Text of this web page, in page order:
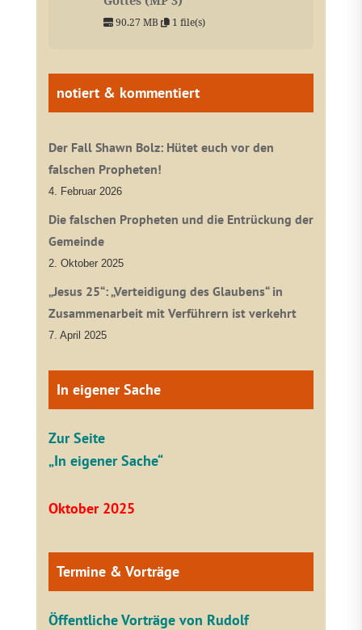
90.27 MB 1 file(s)
notiert & kommentiert
Der Fall Shawn Bolz: Hütet euch vor den
falschen Propheten!
4. Februar 2026
Die falschen Propheten und die Entrückung der
Gemeinde
2. Oktober 2025
„Jesus 25“: „Verteidigung des Glaubens“ in
Zusammenarbeit mit Verführern ist verkehrt
7. April 2025
In eigener Sache
Zur Seite
„In eigener Sache“
Oktober 2025
Termine & Vorträge
Öffentliche Vorträge von Rudolf